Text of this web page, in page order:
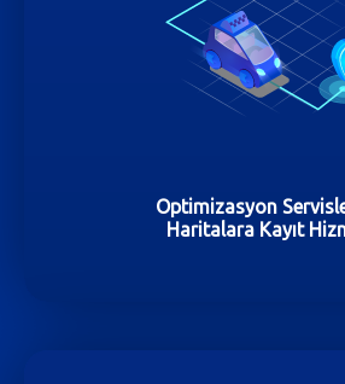
Optimizasyon
Haritalara Kayıt